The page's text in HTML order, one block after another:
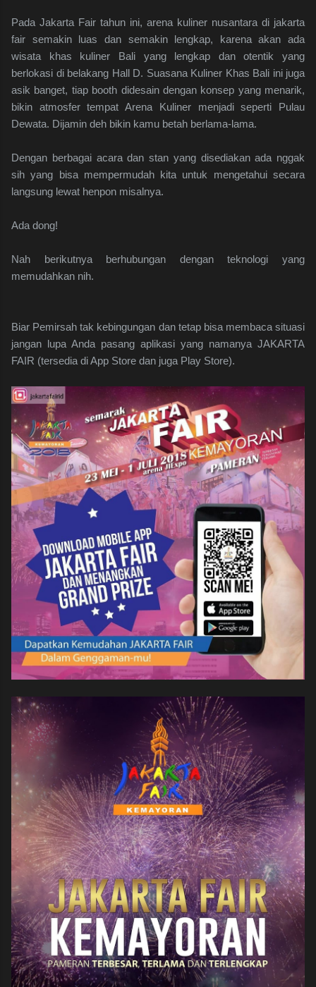
Pada Jakarta Fair tahun ini, arena kuliner nusantara di jakarta
fair semakin luas dan semakin lengkap, karena akan ada
wisata khas kuliner Bali yang lengkap dan otentik yang
berlokasi di belakang Hall D. Suasana Kuliner Khas Bali ini juga
asik banget, tiap booth didesain dengan konsep yang menarik,
bikin atmosfer tempat Arena Kuliner menjadi seperti Pulau
Dewata. Dijamin deh bikin kamu betah berlama-lama.
Dengan berbagai acara dan stan yang disediakan ada nggak
sih yang bisa mempermudah kita untuk mengetahui secara
langsung lewat henpon misalnya.
Ada dong!
Nah berikutnya berhubungan dengan teknologi yang
memudahkan nih.
Biar Pemirsah tak kebingungan dan tetap bisa membaca situasi
jangan lupa Anda pasang aplikasi yang namanya JAKARTA
FAIR (tersedia di App Store dan juga Play Store).